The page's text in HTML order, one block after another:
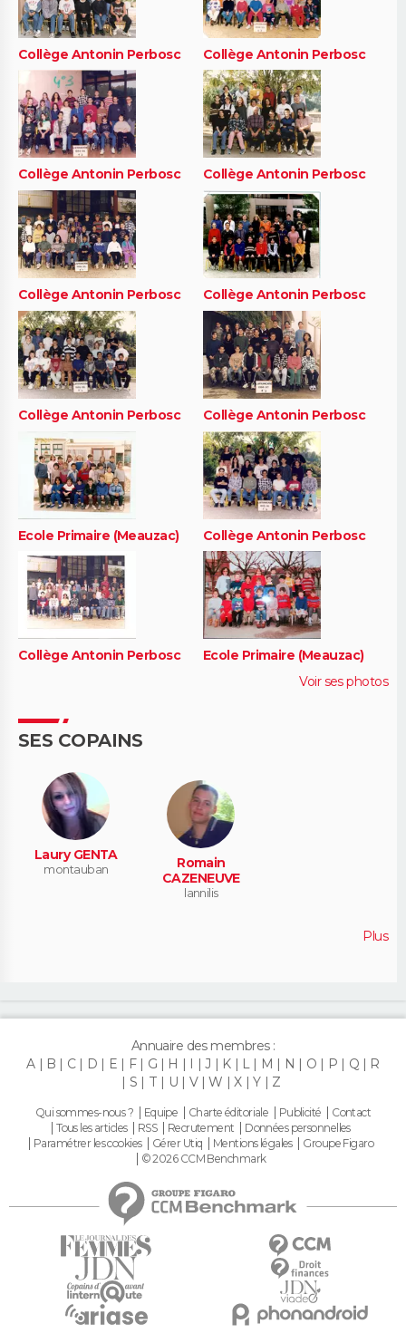
Collège Antonin Perbosc Collège Antonin Perbosc
Collège Antonin Perbosc Collège Antonin Perbosc
Collège Antonin Perbosc Collège Antonin Perbosc
Collège Antonin Perbosc Collège Antonin Perbosc
Ecole Primaire (Meauzac) Collège Antonin Perbosc
Collège Antonin Perbosc
Ecole Primaire (Meauzac)
Voir ses photos
SES COPAINS
Laury GENTA
montauban
Romain
CAZENEUVE
lannilis
Plus
Annuaire des membres :
A
B C D E F G H J K L M N O P Q
R
S
T U V W X Y Z
Qui sommes-nous ? Equipe Charte éditoriale Publicité
Contact
Tous les articles
RSS Recrutement
Données personnelles
Paramétrer les cookies
Gérer Utiq Mentions légales
Groupe Figaro
© 2026 CCM Benchmark